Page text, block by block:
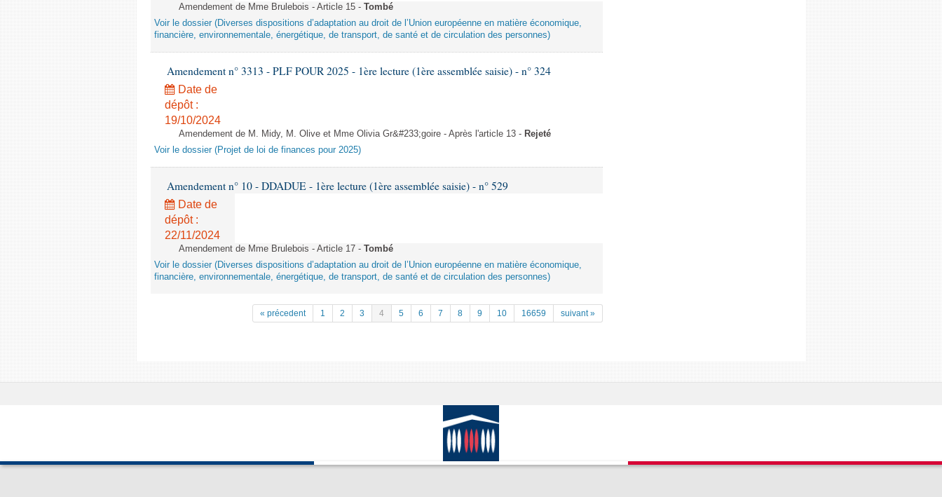
Amendement de Mme Brulebois - Article 15 - Tombé
Voir le dossier (Diverses dispositions d’adaptation au droit de l’Union européenne en matière économique,
financière, environnementale, énergétique, de transport, de santé et de circulation des personnes)
Amendement n° 3313 - PLF POUR 2025 - 1ère lecture (1ère assemblée saisie) - n° 324
Date de
dépôt :
19/10/2024
Amendement de M. Midy, M. Olive et Mme Olivia Gr&#233;goire - Après l'article 13 - Rejeté
Voir le dossier (Projet de loi de finances pour 2025)
Amendement n° 10 - DDADUE - 1ère lecture (1ère assemblée saisie) - n° 529
Date de
dépôt :
22/11/2024
Amendement de Mme Brulebois - Article 17 - Tombé
Voir le dossier (Diverses dispositions d’adaptation au droit de l’Union européenne en matière économique,
financière, environnementale, énergétique, de transport, de santé et de circulation des personnes)
« précedent 1 2 3 4 5 6 7 8 9 10 16659 suivant »